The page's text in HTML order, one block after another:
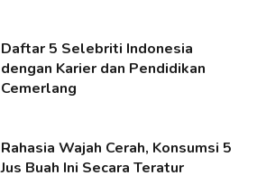
Daftar 5 Selebriti Indonesia
dengan Karier dan Pendidikan
Cemerlang
Rahasia Wajah Cerah, Konsumsi 5
Jus Buah Ini Secara Teratur